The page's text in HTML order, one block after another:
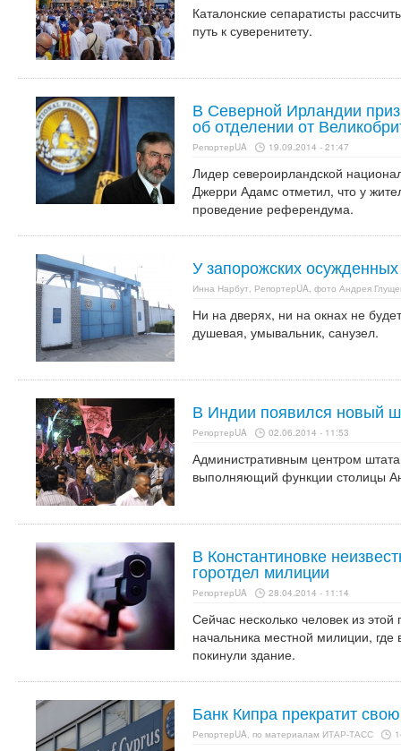
Каталонские сепаратисты
путь к суверенитету.
В Северной Ирландии
об отделении от
РепортерUA 19.09.2014 - 21:47
Лидер североирландской
Джерри Адамс отметил, что у
проведение референдума.
У запорожских
Инна Нарбут, РепортерUA, фото Андрея
Ни на дверях, ни на окнах не
душевая, умывальник, санузел.
В Индии появился новый
РепортерUA 02.06.2014 - 11:53
Административным центром
выполняющий функции столицы
В Константиновке
горотдел милиции
РепортерUA 28.04.2014 - 11:14
Сейчас несколько человек из
начальника местной милиции, где
покинули здание.
Банк Кипра прекратит
РепортерUA, по материалам ИТАР-ТАСС